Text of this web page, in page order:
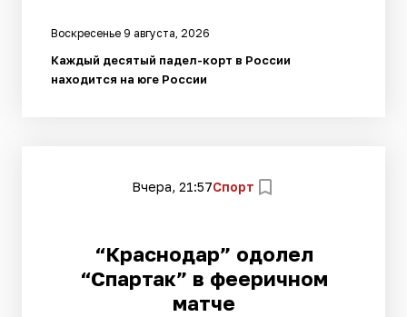
Воскресенье 9 августа, 2026
Каждый десятый падел-корт в России
находится на юге России
Вчера, 21:57Спорт
“Краснодар” одолел
“Спартак” в фееричном
матче